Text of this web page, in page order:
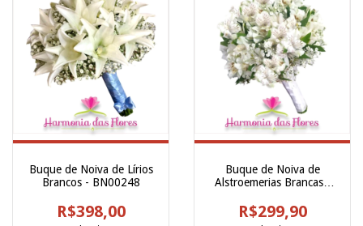
Buque de Noiva de Lírios
Brancos - BN00248
R$398,00
Buque de Noiva de
Alstroemerias Brancas -
R$299,90